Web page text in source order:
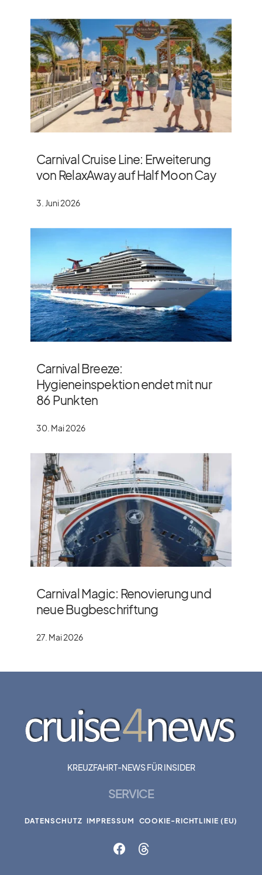
Carnival Cruise Line: Erweiterung
von RelaxAway auf Half Moon Cay
3. Juni 2026
Carnival Breeze:
Hygieneinspektion endet mit nur
86 Punkten
30. Mai 2026
Carnival Magic: Renovierung und
neue Bugbeschriftung
27. Mai 2026
KREUZFAHRT-NEWS FÜR INSIDER
SERVICE
DATENSCHUTZ IMPRESSUM COOKIE-RICHTLINIE (EU)